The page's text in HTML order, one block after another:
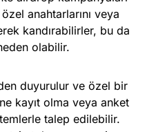
anahtarlarını veya
kandırabilirler, bu da
olabilir.
duyurulur ve özel bir
kayıt olma veya anket
talep edilebilir.